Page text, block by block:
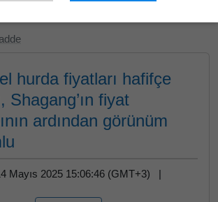
hurda fiyatları hafifçe
Shagang’ın fiyat
ardından görünüm
Mayıs 2025 15:06:46 (GMT+3) |